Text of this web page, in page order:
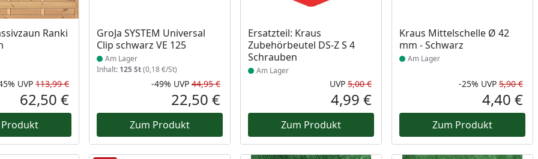
Ranki
Rabatt in Prozent
Ursprünglicher Preis
UVP 113,99 €
Aktueller Preis
62,50 €
GroJa SYSTEM Universal
Clip schwarz VE 125
Produkt am Lager
Am Lager
Inhalt: 125 St(0,18 €/St)
Rabatt in Prozent
-49%
Ursprünglicher Preis
UVP 44,95 €
Aktueller Preis
22,50 €
Zum Produkt
Ersatzteil: Kraus
Zubehörbeutel DS-Z S 4
Schrauben
Produkt am Lager
Am Lager
Ursprünglicher Preis
UVP 5,00 €
Aktueller Preis
4,99 €
Zum Produkt
Kraus Mittelschelle Ø 42
mm - Schwarz
Produkt am Lager
Am Lager
-25% UVP 5,90 €
4,40 €
Zum Produkt